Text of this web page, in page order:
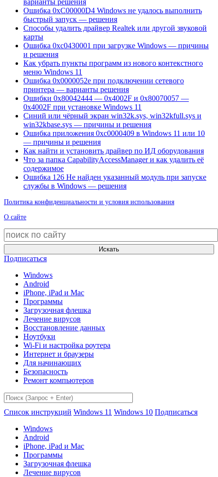
Ошибка 0xC00000D4 Windows не удалось выполнить
быстрый запуск — решения
Способы удалить драйвер Realtek или другой звуковой
карты
Ошибка 0xc0430001 при загрузке Windows — причины
и решения
Как убрать пункты программ из нового контекстного
меню Windows 11
Ошибка 0x0000052e при подключении сетевого
принтера — варианты решения
Ошибки 0x80042444 — 0x4002F и 0x80070057 —
0x4002F при установке Windows 11
Синий или чёрный экран win32k.sys, win32kfull.sys и
win32kbase.sys — причины и решения
Ошибка приложения 0xc0000409 в Windows 11 или 10
— причины и решения
Как найти и установить драйвер по ИД оборудования
Что за папка CapabilityAccessManager и как удалить её
содержимое
Ошибка 126 Не найден указанный модуль при запуске
службы в Windows — решения
Политика конфиденциальности и условия использования
О сайте
Искать
Подписаться
Windows
Android
iPhone, iPad и Mac
Программы
Загрузочная флешка
Лечение вирусов
Восстановление данных
Ноутбуки
Wi-Fi и настройка роутера
Интернет и браузеры
Для начинающих
Безопасность
Ремонт компьютеров
Список инструкций Windows 11 Windows 10 Подписаться
Windows
Android
iPhone, iPad и Mac
Программы
Загрузочная флешка
Лечение вирусов